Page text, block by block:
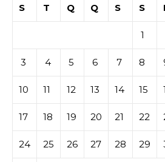
S
T Q Q S S
1
3 4 5 6 7 8
10 11 12 13 14 15
17 18 19 20 21 22
24 25 26 27 28 29